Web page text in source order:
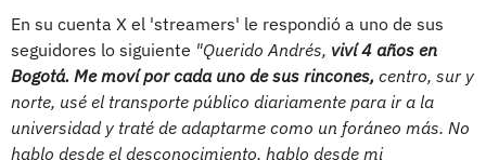
En su cuenta X el 'streamers' le respondió a uno de sus
seguidores lo siguiente "Querido Andrés, viví 4 años en
Bogotá. Me moví por cada uno de sus rincones, centro, sur y
norte, usé el transporte público diariamente para ir a la
universidad y traté de adaptarme como un foráneo más. No
hablo desde el desconocimiento, hablo desde mi